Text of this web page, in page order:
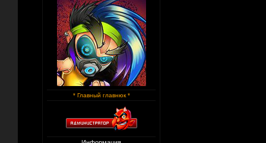
* Главный главнюк *